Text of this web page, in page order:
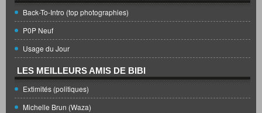
Back-To-Intro (top photographies)
P0P Neuf
Usage du Jour
LES MEILLEURS AMIS DE BIBI
Extimités (politiques)
Michelle Brun (Waza)